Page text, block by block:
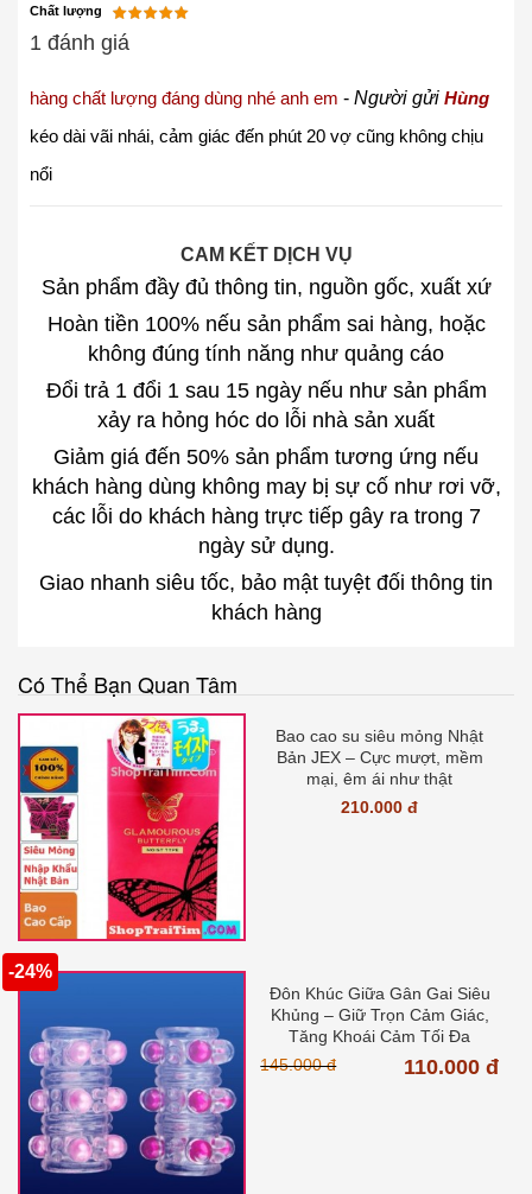
Chất lượng
1 đánh giá
hàng chất lượng đáng dùng nhé anh em - Người gửi Hùng
kéo dài vãi nhái, cảm giác đến phút 20 vợ cũng không chịu
nổi
CAM KẾT DỊCH VỤ
Sản phẩm đầy đủ thông tin, nguồn gốc, xuất xứ
Hoàn tiền 100% nếu sản phẩm sai hàng, hoặc
không đúng tính năng như quảng cáo
Đổi trả 1 đổi 1 sau 15 ngày nếu như sản phẩm
xảy ra hỏng hóc do lỗi nhà sản xuất
Giảm giá đến 50% sản phẩm tương ứng nếu
khách hàng dùng không may bị sự cố như rơi vỡ,
các lỗi do khách hàng trực tiếp gây ra trong 7
ngày sử dụng.
Giao nhanh siêu tốc, bảo mật tuyệt đối thông tin
khách hàng
Có Thể Bạn Quan Tâm
Bao cao su siêu mỏng Nhật
Bản JEX – Cực mượt, mềm
mại, êm ái như thật
210.000 đ
Đôn Khúc Giữa Gân Gai Siêu
Khủng – Giữ Trọn Cảm Giác,
Tăng Khoái Cảm Tối Đa
145.000 đ
110.000 đ
-24%